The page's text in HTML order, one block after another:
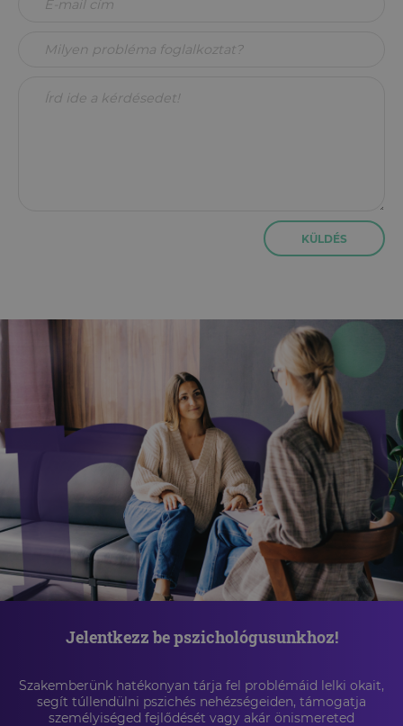
KÜLDÉS
Jelentkezz be pszichológusunkhoz!
Szakemberünk hatékonyan tárja fel problémáid lelki okait,
segít túllendülni pszichés nehézségeiden, támogatja
személyiséged fejlődését vagy akár önismereted